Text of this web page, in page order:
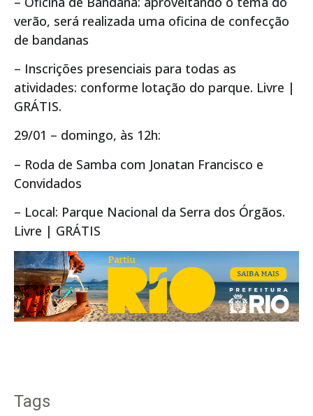
verão, será realizada uma oficina de confecção
de bandanas
– Inscrições presenciais para todas as
atividades: conforme lotação do parque. Livre |
GRÁTIS.
29/01 – domingo, às 12h:
– Roda de Samba com Jonatan Francisco e
Convidados
– Local: Parque Nacional da Serra dos Órgãos.
Livre | GRÁTIS
Tags